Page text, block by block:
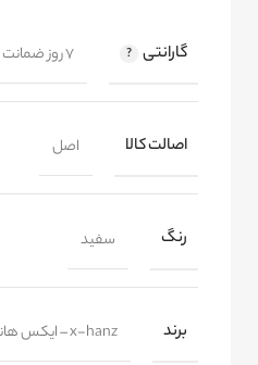
گارانتی 7 روز ضمانت برگشت کالا
اصالت کالا اصل
رنگ سفید
برند x-hanz – ایکس هانز